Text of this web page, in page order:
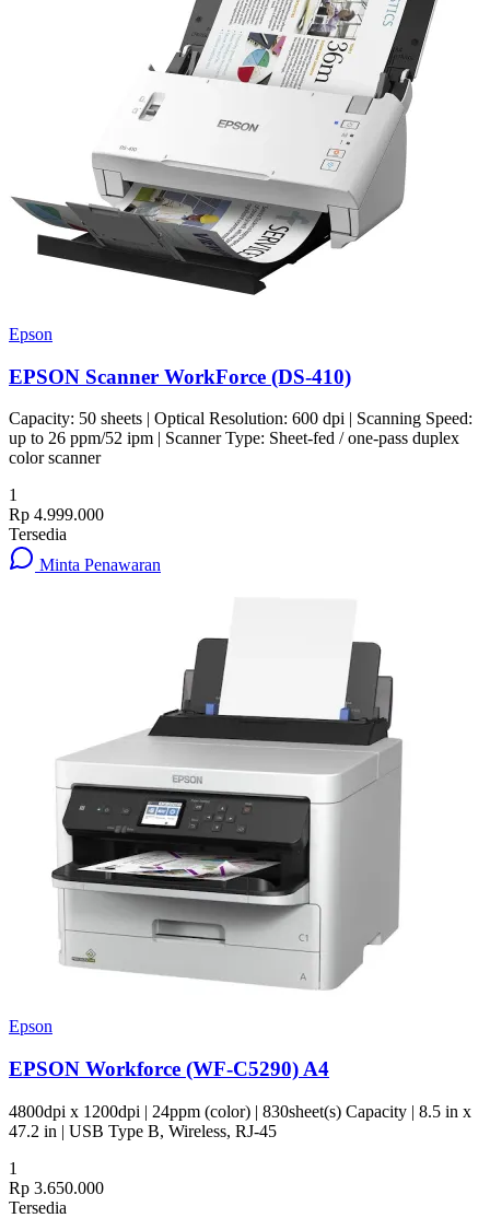
Epson
EPSON Scanner WorkForce (DS-410)
Capacity: 50 sheets | Optical Resolution: 600 dpi | Scanning Speed:
up to 26 ppm/52 ipm | Scanner Type: Sheet-fed / one-pass duplex
color scanner
1
Rp 4.999.000
Tersedia
Minta Penawaran
Epson
EPSON Workforce (WF-C5290) A4
4800dpi x 1200dpi | 24ppm (color) | 830sheet(s) Capacity | 8.5 in x
47.2 in | USB Type B, Wireless, RJ-45
1
Rp 3.650.000
Tersedia